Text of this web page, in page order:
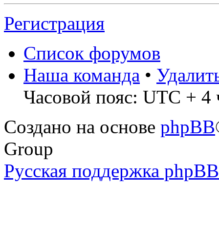
Регистрация
Список форумов
Наша команда •
Часовой пояс: UTC + 4
Создано на основе phpBB
Group
Русская поддержка phpBB